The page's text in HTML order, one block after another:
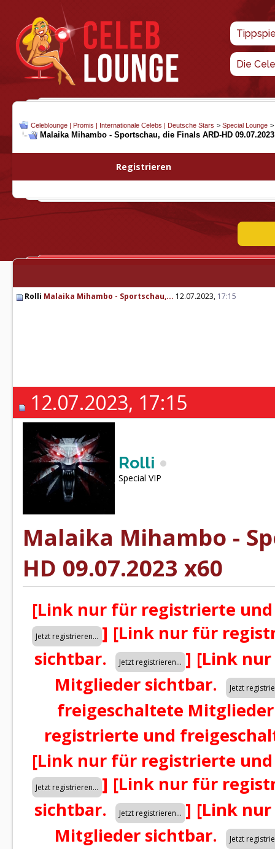
Die
Celeblounge | Promis | Internationale Celebs | Deutsche Stars > Special Lounge >
Malaika Mihambo - Sportschau, die Finals ARD-HD
Registrieren
Rolli Malaika Mihambo - Sportschau,... 12.07.2023, 17:15
12.07.2023, 17:15
Rolli
Special VIP
Malaika Mihambo -
HD 09.07.2023 x60
[Link nur für registrierte
] [Link nur für
sichtbar.
] [Link
Mitglieder sichtbar.
freigeschaltete
registrierte und
[Link nur für registrierte
] [Link nur für
sichtbar.
] [Link
Mitglieder sichtbar.